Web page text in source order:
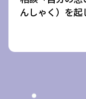
んしゃく）を起